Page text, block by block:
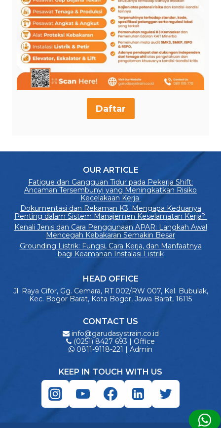
Daftar
OUR ARTICLE
Fatigue dan Gangguan Tidur pada Pekerja Shift:
Ancaman Tersembunyi yang Meningkatkan Risiko
Kecelakaan Kerja
Dokumentasi dan Rekaman K3: Mengapa Keduanya
Penting dalam Sistem Manajemen Keselamatan Kerja?
Kenali Jenis dan Cara Penggunaan APAR: Langkah Awal
Mencegah Kebakaran Semakin Besar
Grounding Listrik: Fungsi, Cara Kerja, dan Manfaatnya
bagi Keamanan Instalasi Listrik
HEAD OFFICE
Jl. Raya Cifor, Gg. Cemara, RT 002/RW 007, Kel. Bubulak,
Kec. Bogor Barat, Kota Bogor, Jawa Barat, 16115
CONTACT US
info@garudasystrain.co.id
(0251) 8427 693 | Office
0811-9118-221 | Admin
KEEP IN TOUCH WITH US